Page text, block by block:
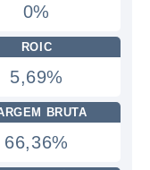
0%
ROIC
5,69%
BRUTA
66,36%